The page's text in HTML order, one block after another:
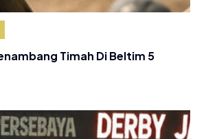
Timah Di Beltim 5